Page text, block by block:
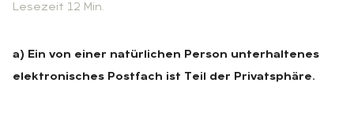
Lesezeit 12 Min.
a) Ein von einer natürlichen Person unterhaltenes
elektronisches Postfach ist Teil der Privatsphäre.